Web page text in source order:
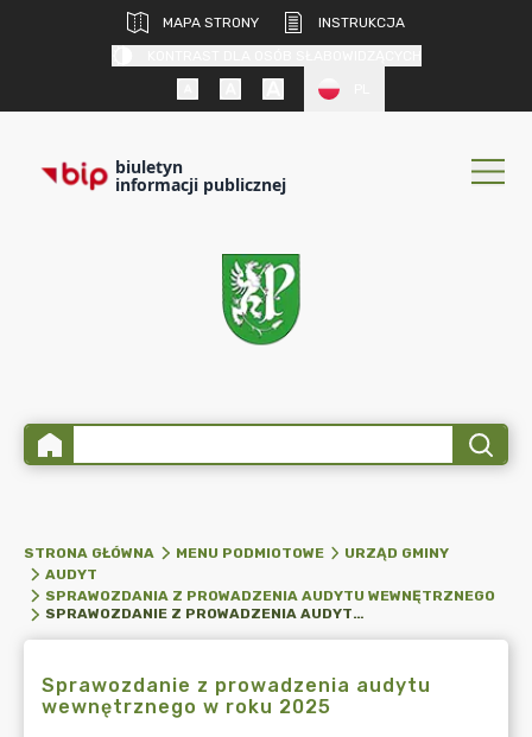
MAPA STRONY
INSTRUKCJA
biuletyn
informacji publicznej
STRONA GŁÓWNA MENU PODMIOTOWE
URZĄD GMINY
AUDYT
SPRAWOZDANIA Z PROWADZENIA AUDYTU WEWNĘTRZNEGO
SPRAWOZDANIE Z PROWADZENIA AUDYTU WEWNĘTRZNEGO W ROKU 2025
Sprawozdanie z prowadzenia audytu
wewnętrznego w roku 2025